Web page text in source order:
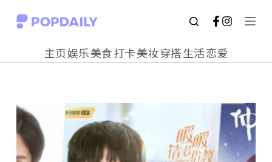
S
o
c
o
主页娱乐美食打卡美妆穿搭生活恋爱